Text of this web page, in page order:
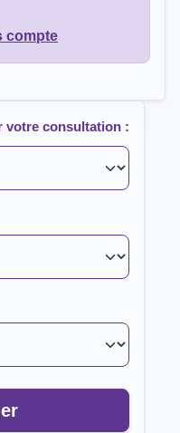
compte
votre consultation :